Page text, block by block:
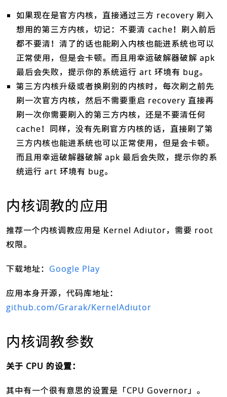
如果现在是官方内核，直接通过三方 recovery 刷入
想用的第三方内核，切记：不要清 cache！刷入前后
都不要清！清了的话也能刷入内核也能进系统也可以
正常使用，但是会卡顿。而且用幸运破解器破解 apk
最后会失败，提示你的系统运行 art 环境有 bug。
第三方内核升级或者换刷别的内核时，每次刷之前先
刷一次官方内核，然后不需要重启 recovery 直接再
刷一次你需要刷入的第三方内核，还是不要清任何
cache！同样，没有先刷官方内核的话，直接刷了第
三方内核也能进系统也可以正常使用，但是会卡顿。
而且用幸运破解器破解 apk 最后会失败，提示你的系
统运行 art 环境有 bug。
内核调教的应用
推荐一个内核调教应用是 Kernel Adiutor，需要 root
权限。
下载地址： Google Play
应用本身开源，代码库地址：
github.com/Grarak/KernelAdiutor
内核调教参数
关于 CPU 的设置：
其中有一个很有意思的设置是「CPU Governor」。